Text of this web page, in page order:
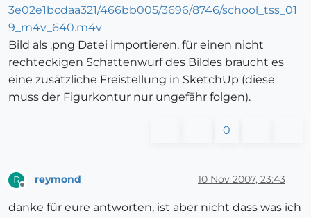
3e02e1bcdaa321/466bb005/3696/8746/school_tss_01
9_m4v_640.m4v
Bild als .png Datei importieren, für einen nicht
rechteckigen Schattenwurf des Bildes braucht es
eine zusätzliche Freistellung in SketchUp (diese
muss der Figurkontur nur ungefähr folgen).
0
R reymond 10 Nov 2007, 23:43
danke für eure antworten, ist aber nicht dass was ich